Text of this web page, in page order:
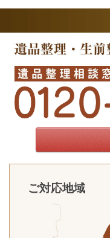
ご対応地域